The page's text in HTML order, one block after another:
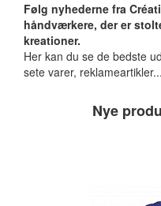
Følg nyhederne fra
håndværkere, der er
kreationer.
Her kan du se de bedste
sete varer, reklameartikler...
Nye